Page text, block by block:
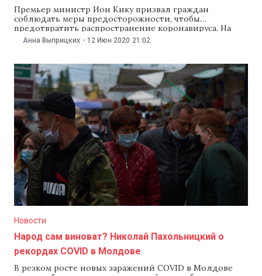
Премьер министр Ион Кику призвал граждан
соблюдать меры предосторожности, чтобы
предотвратить распространение коронавируса. На
заседании правительства 12 июня премьер заявил, что
необходимо «восстановить дисциплину», и
Бельцах установить специальный режим работы
общественного транспорта. «У нас уже есть опыт
борьбы с коронавирусом до 15 мая,
Анна Выприцких - 12 Июн 2020 21:02
Новости
Народ сам виноват? Николай Пахольницкий о
рекордах COVID в Молдове
В резком росте новых заражений COVID в Молдове